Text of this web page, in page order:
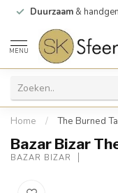
Duurzaam &
MENU
Home / The Burned
Bazar Bizar
BAZAR BIZAR